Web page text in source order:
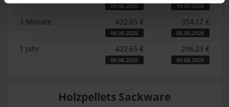
09.08.2026 10.07.2026
3 Monate 422,65 €
09.08.2026
354,17 €
08.06.2026
1 Jahr 422,65 €
09.08.2026
296,23 €
09.08.2025
Holzpellets Sackware